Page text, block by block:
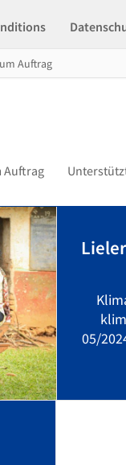
Auftrag
Auftrag
05/